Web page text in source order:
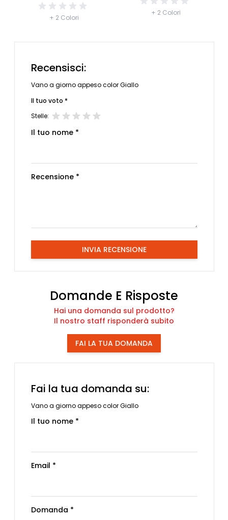
+ 2 Colori
+ 2 Colori
Recensisci:
Vano a giorno appeso color Giallo
Il tuo voto *
Stelle:
Il tuo nome *
Recensione *
INVIA RECENSIONE
Domande E Risposte
Hai una domanda sul prodotto?
Il nostro staff risponderà subito
FAI LA TUA DOMANDA
Fai la tua domanda su:
Vano a giorno appeso color Giallo
Il tuo nome *
Email *
Domanda *